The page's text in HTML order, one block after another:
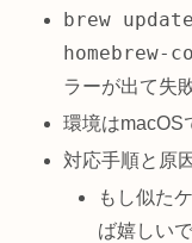
brew update
ラーが出て失
環境はmacOS
対応手順と原
もし似た
ば嬉しい